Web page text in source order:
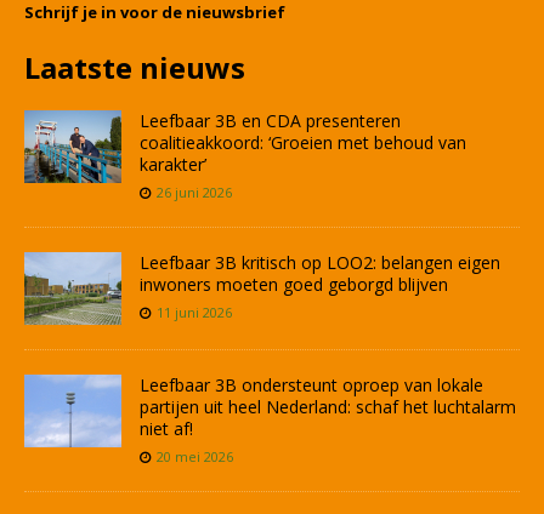
Schrijf je in voor de nieuwsbrief
Laatste nieuws
Leefbaar 3B en CDA presenteren
coalitieakkoord: ‘Groeien met behoud van
karakter’
26 juni 2026
Leefbaar 3B kritisch op LOO2: belangen eigen
inwoners moeten goed geborgd blijven
11 juni 2026
Leefbaar 3B ondersteunt oproep van lokale
partijen uit heel Nederland: schaf het luchtalarm
niet af!
20 mei 2026